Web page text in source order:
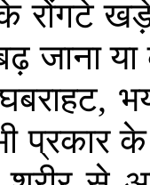
रोंगटे
जाना या
,
प्रकार के